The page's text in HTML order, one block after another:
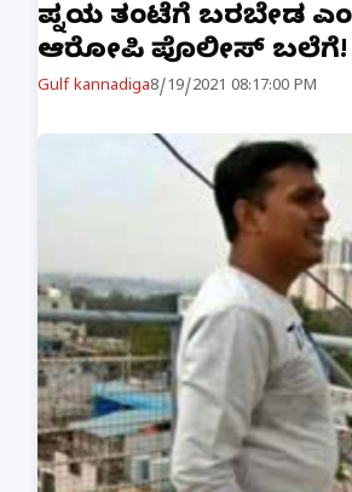
ಪತ್ನಿಯ ತಂಟೆಗೆ ಬರಬೇಡ
ಆರೋಪಿ ಪೊಲೀಸ್ ಬಲೆಗೆ!
Gulf kannadiga8/19/2021 08:17:00 PM